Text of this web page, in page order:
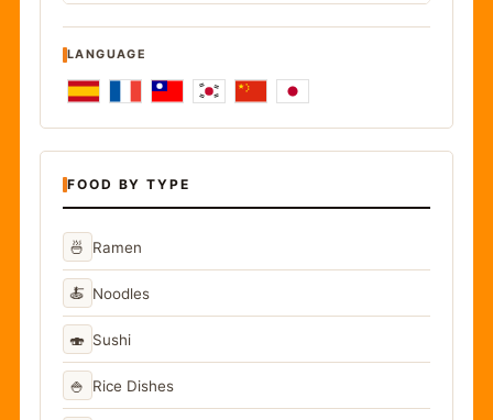
LANGUAGE
FOOD BY TYPE
🍜 Ramen
🍝 Noodles
🍣 Sushi
🍚 Rice Dishes